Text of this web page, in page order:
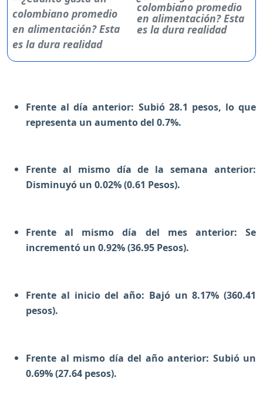
colombiano promedio
en alimentación? Esta
es la dura realidad
Frente al día anterior: Subió 28.1 pesos, lo que
representa un aumento del 0.7%.
Frente al mismo día de la semana anterior:
Disminuyó un 0.02% (0.61 Pesos).
Frente al mismo día del mes anterior: Se
incrementó un 0.92% (36.95 Pesos).
Frente al inicio del año: Bajó un 8.17% (360.41
pesos).
Frente al mismo día del año anterior: Subió un
0.69% (27.64 pesos).